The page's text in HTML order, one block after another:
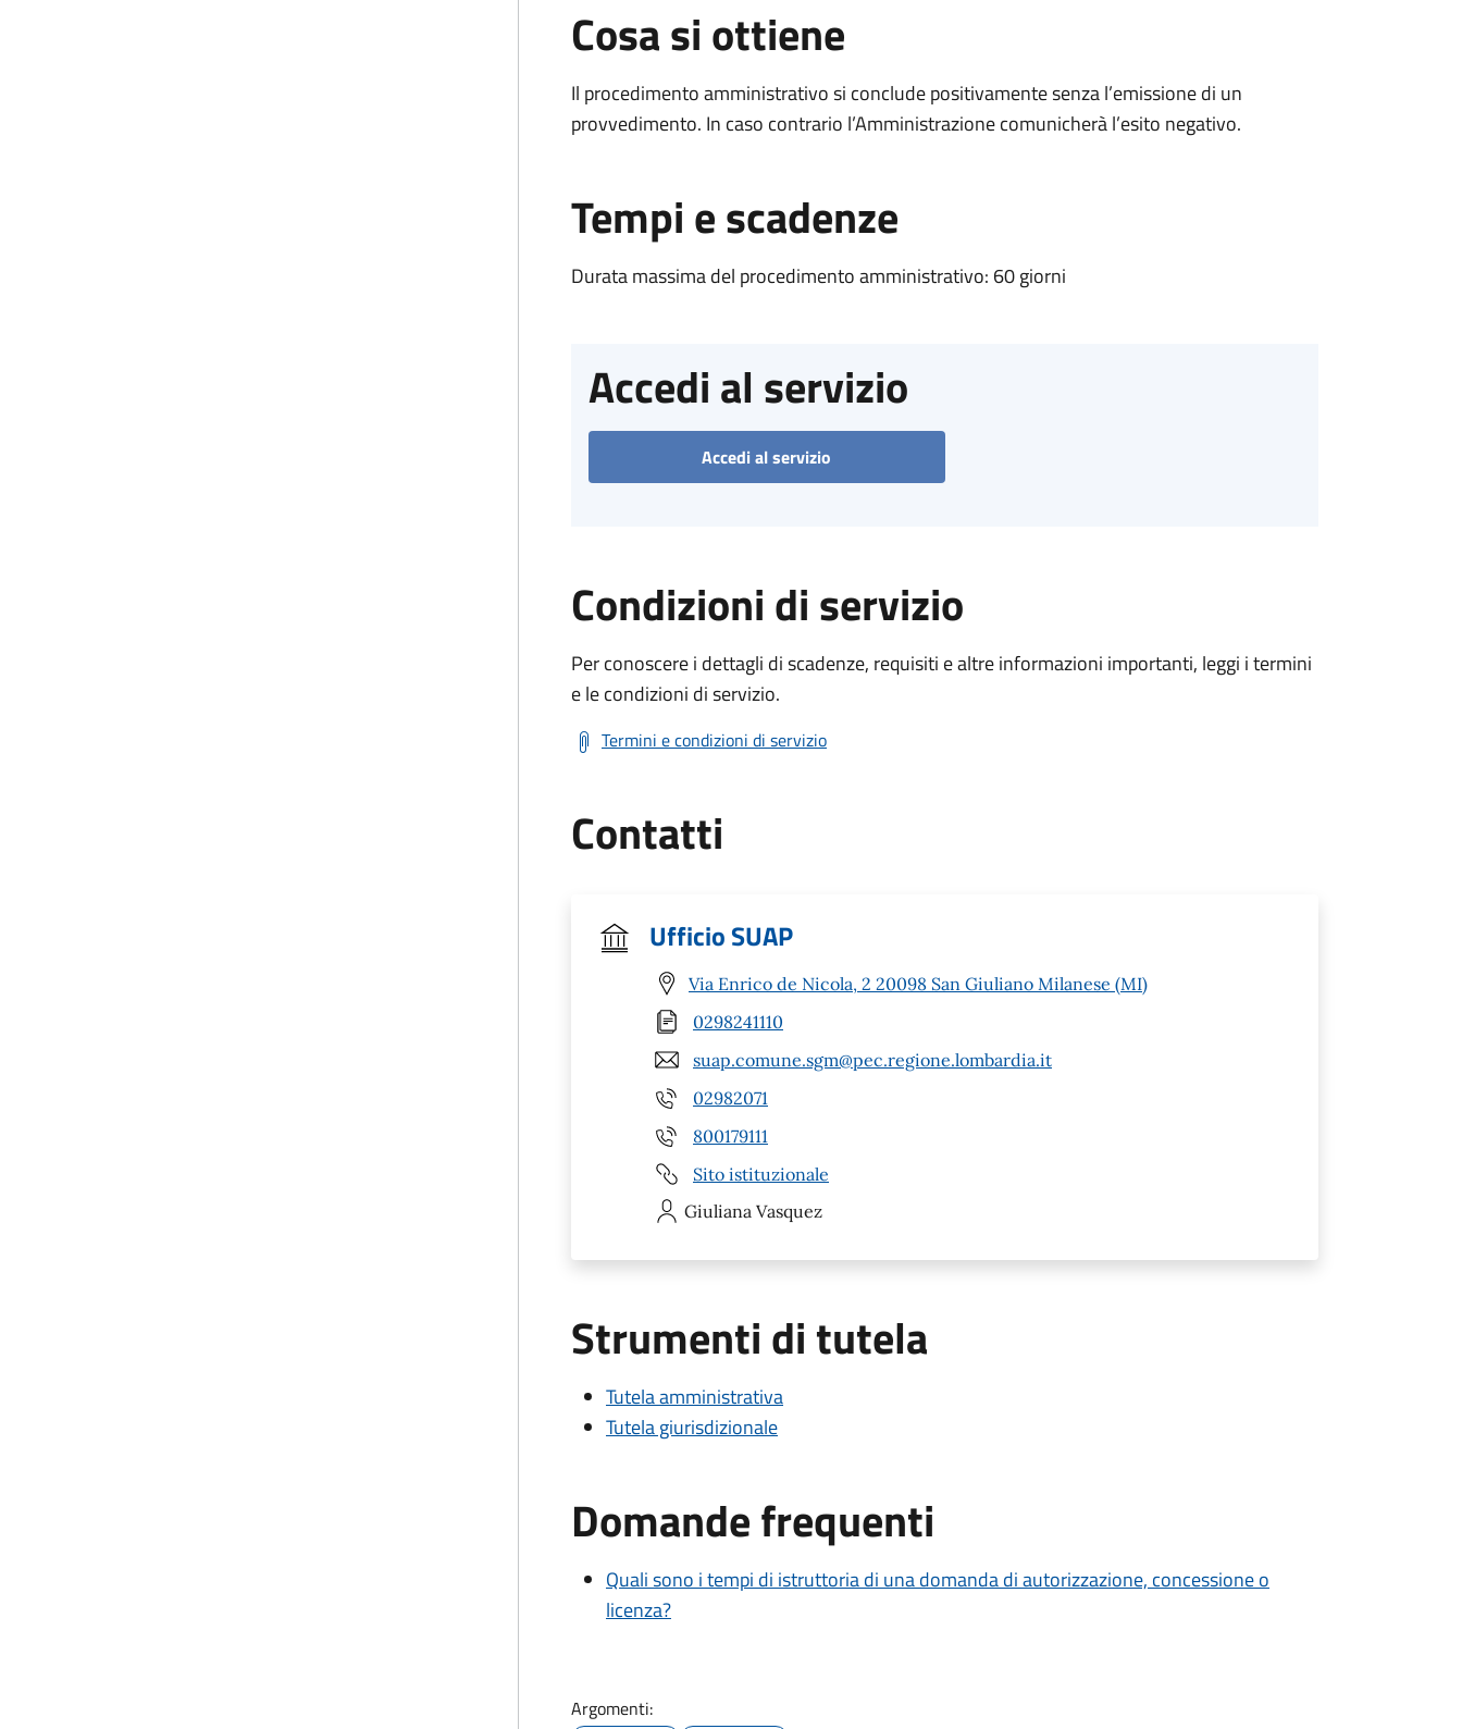
Cosa si ottiene
Il procedimento amministrativo si conclude positivamente senza l’emissione di un
provvedimento. In caso contrario l’Amministrazione comunicherà l’esito negativo.
Tempi e scadenze
Durata massima del procedimento amministrativo: 60 giorni
Accedi al servizio
Accedi al servizio
Condizioni di servizio
Per conoscere i dettagli di scadenze, requisiti e altre informazioni importanti, leggi i termini
e le condizioni di servizio.
Termini e condizioni di servizio
Contatti
Ufficio SUAP
Via Enrico de Nicola, 2 20098 San Giuliano Milanese (MI)
0298241110
suap.comune.sgm@pec.regione.lombardia.it
02982071
800179111
Sito istituzionale
Giuliana Vasquez
Strumenti di tutela
Tutela amministrativa
Tutela giurisdizionale
Domande frequenti
Quali sono i tempi di istruttoria di una domanda di autorizzazione, concessione o
licenza?
Argomenti: